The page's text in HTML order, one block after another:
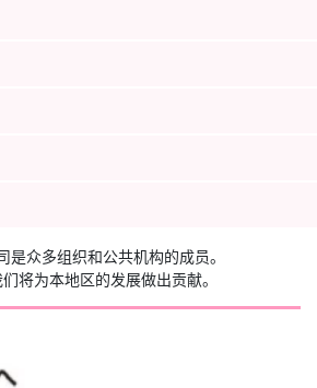
是众多组织和公共机构的成员。
将为本地区的发展做出贡献。